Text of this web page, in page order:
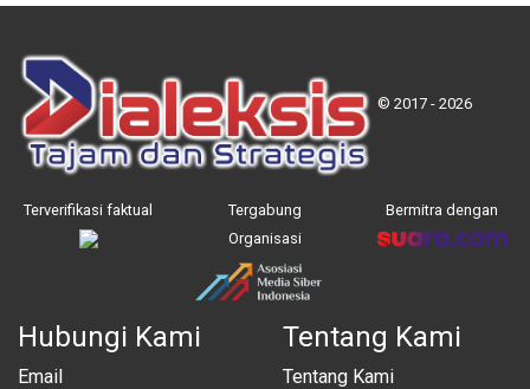
© 2017 - 2026
Terverifikasi faktual
Tergabung
Organisasi
Bermitra dengan
Hubungi Kami
Email
Tentang Kami
Tentang Kami